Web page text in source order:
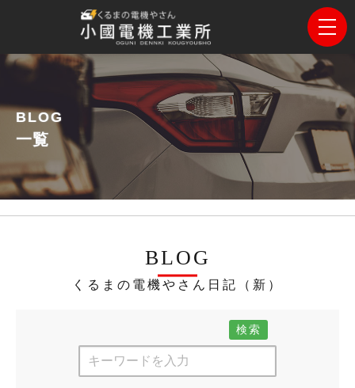
BLOG
一覧
BLOG
くるまの電機やさん日記（新）
検索